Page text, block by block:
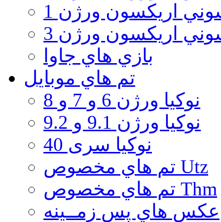
اريكسون ورژن 1
اريكسون ورژن 3
بازي هاي جاوا
تم هاي موبايل
نوكيا ورژن 6 و 7 و 8
نوكيا ورژن 9.1 و 9.2
نوکیا سری 40
تم هاي مخصوص Utz
تم هاي مخصوص Thm
عكس هاي پس زمــينه